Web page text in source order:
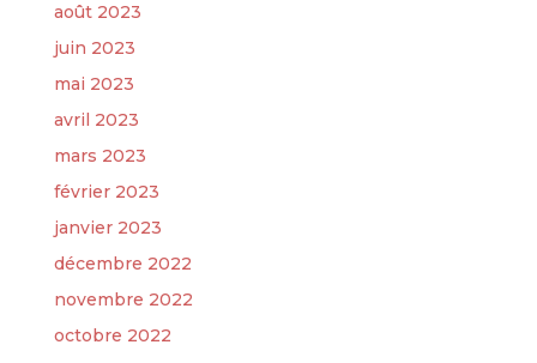
août 2023
juin 2023
mai 2023
avril 2023
mars 2023
février 2023
janvier 2023
décembre 2022
novembre 2022
octobre 2022